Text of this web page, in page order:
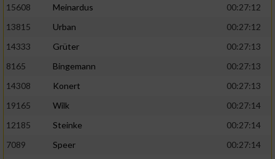
15608
Meinardus
00:27:12
13815
Urban
00:27:12
14333
Grüter
00:27:13
8165
Bingemann
00:27:13
14308
Konert
00:27:13
19165
Wilk
00:27:14
12185
Steinke
00:27:14
7089
Speer 00:27:14